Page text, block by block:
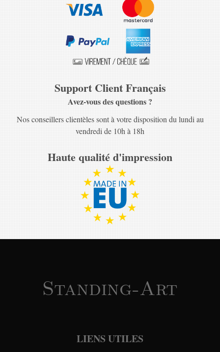
Support Client Français
Avez-vous des questions ?
Nos conseillers clientèles sont à votre disposition du lundi au
vendredi de 10h à 18h
Haute qualité d'impression
Standing-Art
LIENS UTILES